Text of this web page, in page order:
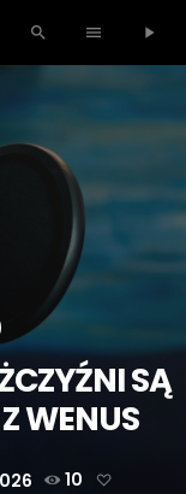
search menu play_arrow
SĄ
WENUS
10